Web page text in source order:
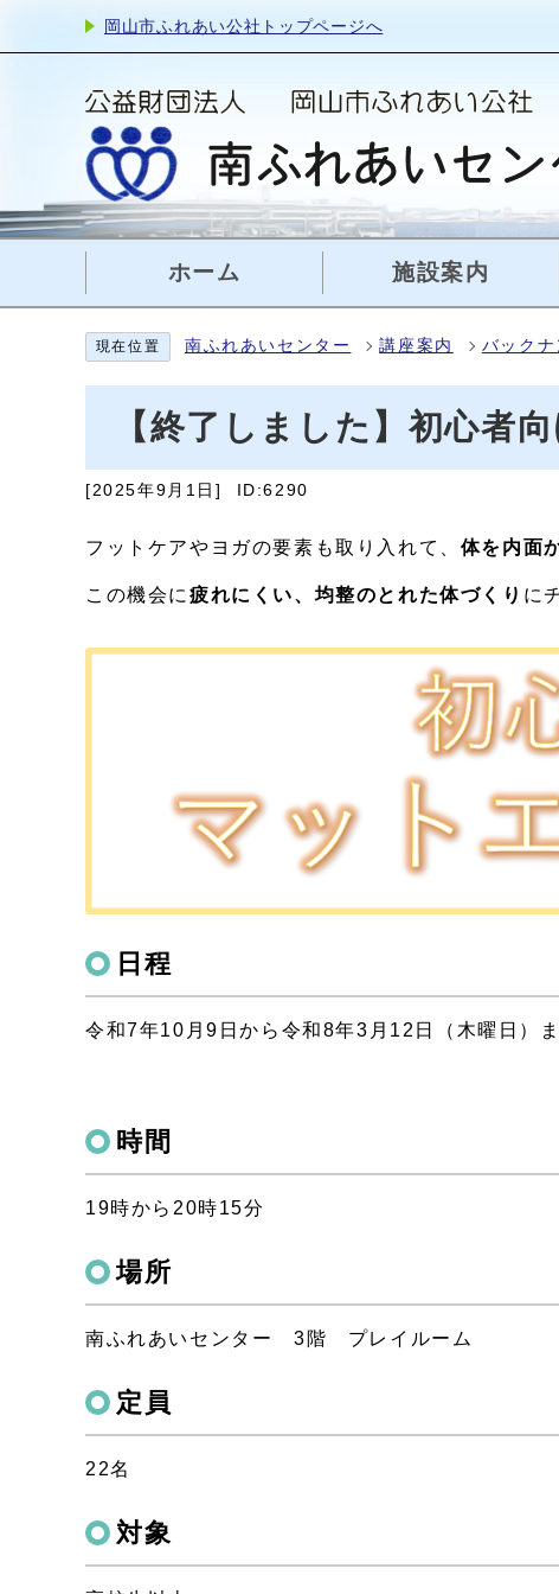
岡山市ふれあい公社トップページへ
ホーム 施設案内
現在位置 南ふれあいセンター 講座案内 バックナ
【終了しました】初心者
[2025年9月1日] ID:6290
フットケアやヨガの要素も取り入れて、 体を内面
この機会に 疲れにくい、均整のとれた体づくり に
日程
令和7年10月9日から令和8年3月12日（木曜日）
時間
19時から20時15分
場所
南ふれあいセンター 3階 プレイルーム
定員
22名
対象